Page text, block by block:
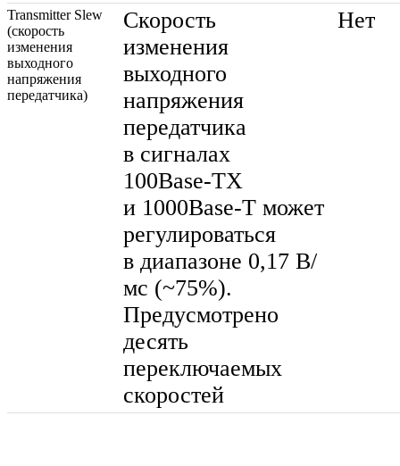
Transmitter Slew
(скорость
изменения
выходного
напряжения
передатчика)
Скорость
изменения
выходного
напряжения
передатчика
в сигналах
100Base-TX
и 1000Base-T может
регулироваться
в диапазоне 0,17 В/
мс (~75%).
Предусмотрено
десять
переключаемых
скоростей
Нет